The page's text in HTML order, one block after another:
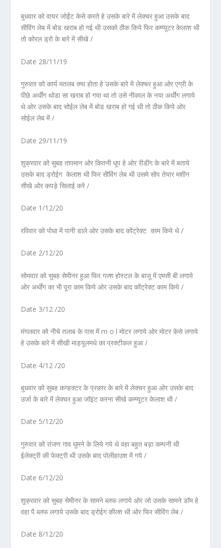
बुधवार को वायर जोईंट केसे करते हे उसके बारे में लेक्चर हुआ उसके बाद
सीविंग लेब में बोड खराब हो गई थी उसको ठीक किये फिर कम्प्यूटर केलाश थी
तो कोरल ड्रो के बारे में सीखे /
Date 28/11/19
गुरुवार को कार्य मतलब क्या होता हे उसके बारे में लेक्चर हुआ ओर एग्री के
पीछे अर्थींग थोडा सा खराब हो गया था तो उसे नीकाल के नया अर्थींग लगाये
थे ओर उसके बाद सोईल लेब में बोड खराब हो गई थी तो ठीक किये ओर
सोईल लेब में /
Date 29/11/19
शुक्रवार को सुबह तापमान ओर कितनी धूप हे ओर रीडींग के बारे में बताये
उसके बाद ड्रोईग केलाश थी फिर सीविंग लेब थी उसमे सोप तेयार मशीन
सीखे ओर कपड़े सिलाई करे /
Date 1/12/20
रविवार को पोधा में पानी डाले ओर उसके बाद कोंट्रेक्ट काम किये थे /
Date 2/12/20
सोमवार को सुबह सेमीनर हुआ फिर गल्श होस्टल के बाजु में एमसी बी लगाये
ओर अर्थींग का भी पूरा काम किये ओर उसके बाद कोंट्रेक्ट काम किये /
Date 3/12 /20
मंगलवार को नीचे तलाब के पास में m o l मोटर लगाये ओर मोटर केसे लगाये
हे उसके बारे में सीखी माड्यूलमधे का प्रक्टीकल हुआ /
Date 4/12 /20
बुधवार को सुबह कन्डक्टर के प्रकार के बारे में लेक्चर हुआ ओर उसके बाद
उर्जा के बारे में लेक्चर हुआ जॉइंट करना सीखे कम्प्यूटर केलाश थी /
Date 5/12/20
गुरुवार को रांजण गाव घुमने के लिये गये थे वहा बहुत बड़ा कम्पनी थी
ईलेक्ट्री की फेक्ट्री थी उसके बाद पोलीहाउश में गये /
Date 6/12/20
शुक्रवार को सुबह सेमीनर के सामने ब्लफ लगाये ओर जो उसके सामने डॉम हे
वहा पै ब्लफ लगाये उसके बाद ड्रोईग कील्श थी ओर फिर सीविंग लेब /
Date 8/12/20